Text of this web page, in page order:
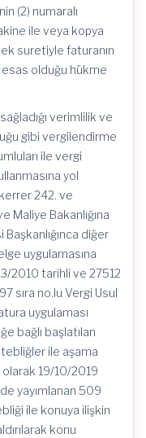
(2) numaralı
ile veya kopya
suretiyle faturanın
olduğu hükme
verimlilik ve
gibi vergilendirme
ile vergi
yol
242. ve
Maliye Bakanlığına
diğer
uygulamasına
2010 tarihli ve 27512
sıra no.lu Vergi Usul
uygulaması
bağlı başlatılan
tebliğler ile aşama
19/10/2019
yayımlanan 509
ile konuya ilişkin
konu